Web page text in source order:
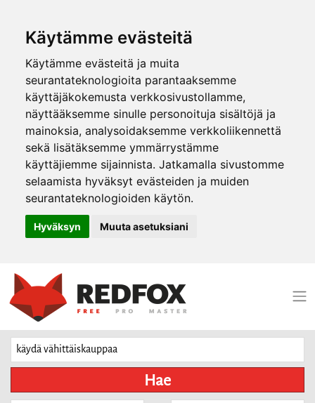
Käytämme evästeitä
Käytämme evästeitä ja muita
seurantateknologioita parantaaksemme
käyttäjäkokemusta verkkosivustollamme,
näyttääksemme sinulle personoituja sisältöjä ja
mainoksia, analysoidaksemme verkkoliikennettä
sekä lisätäksemme ymmärrystämme
käyttäjiemme sijainnista. Jatkamalla sivustomme
selaamista hyväksyt evästeiden ja muiden
seurantateknologioiden käytön.
Hyväksyn Muuta asetuksiani
Hae